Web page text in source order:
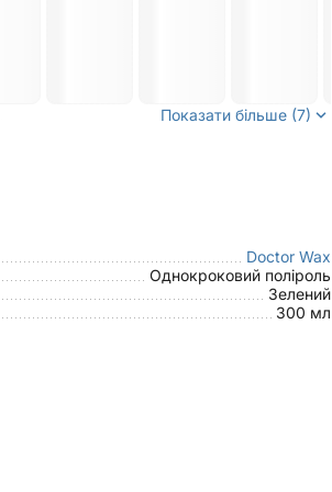
Показати більше (7)
Doctor Wax
Однокроковий поліроль
Зелений
300 мл